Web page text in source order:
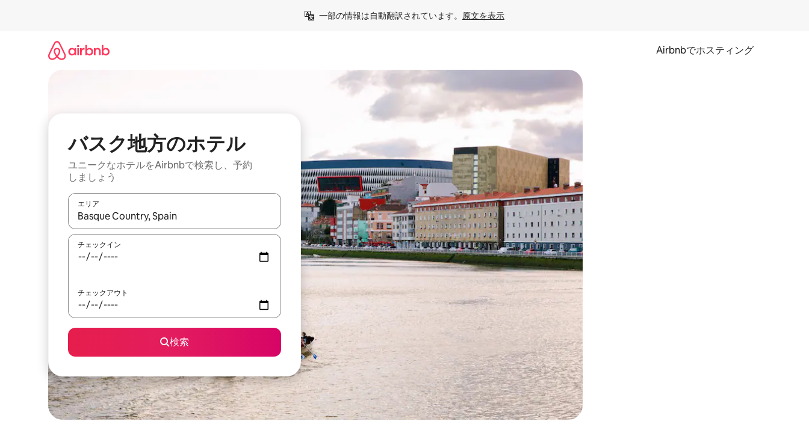
一部の情報は自動翻訳されています。 原文を表示
Airbnbでホスティング
バスク地方のホ⁠テ⁠ル
ユニークなホ⁠テ⁠ル⁠をAirbnb⁠で検⁠索⁠し⁠、予⁠約
し⁠ま⁠し⁠ょ⁠う
エリア
検索結果が表示されたら、上下の矢印キーを使って移動するか、画面をタッチまたはスワイプして検索結果を確認することができます。
チェックイン
チェックアウト
検索